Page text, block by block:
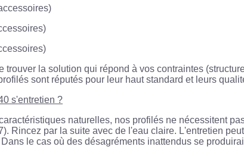
trouver la solution qui répond à vos contraintes
sont réputés pour leur haut standard et leurs
s'entretien ?
naturelles, nos profilés ne nécessitent
Rincez par la suite avec de l'eau claire. L'entretien
le cas où des désagréments inattendus se